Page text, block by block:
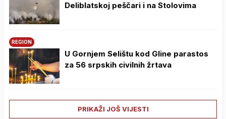
Deliblatskoj peščari i na Stolovima
REGION
U Gornjem Selištu kod Gline parastos
za 56 srpskih civilnih žrtava
PRIKAŽI JOŠ VIJESTI